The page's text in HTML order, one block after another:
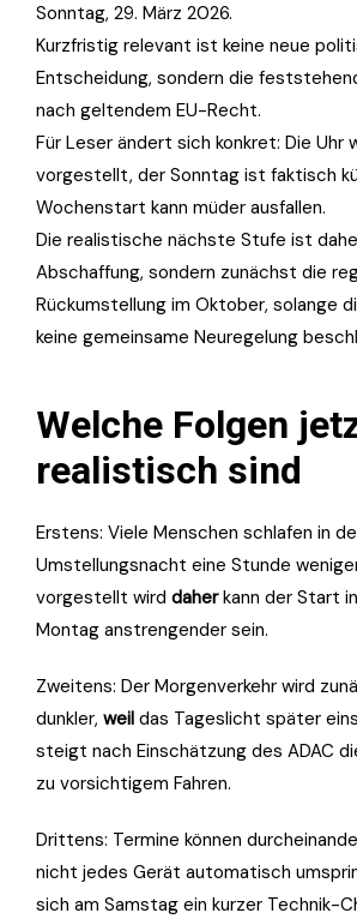
Sonntag, 29. März 2026.
Kurzfristig relevant ist keine neue
Entscheidung, sondern die
nach geltendem EU-Recht.
Für Leser ändert sich konkret: Die Uhr
vorgestellt, der Sonntag ist faktisch
Wochenstart kann müder ausfallen.
Die realistische nächste Stufe ist
Abschaffung, sondern zunächst die
Rückumstellung im Oktober, solange
keine gemeinsame Neuregelung
Welche Folgen
realistisch sind
Erstens: Viele Menschen schlafen in
Umstellungsnacht eine Stunde
vorgestellt wird daherkann der Start
Montag anstrengender sein.
Zweitens: Der Morgenverkehr wird
dunkler, weil das Tageslicht später
steigt nach Einschätzung des ADAC
zu vorsichtigem Fahren.
Drittens: Termine können
nicht jedes Gerät automatisch
sich am Samstag ein kurzer Technik-